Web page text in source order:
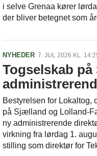
i selve Grenaa kører
der bliver betegnet som
NYHEDER 7. JUL 2026 KL.
Togselskab
Bestyrelsen for
på Sjælland og Lolland-
ny administrerende
virkning fra lørdag 1.
stilling som direktør for